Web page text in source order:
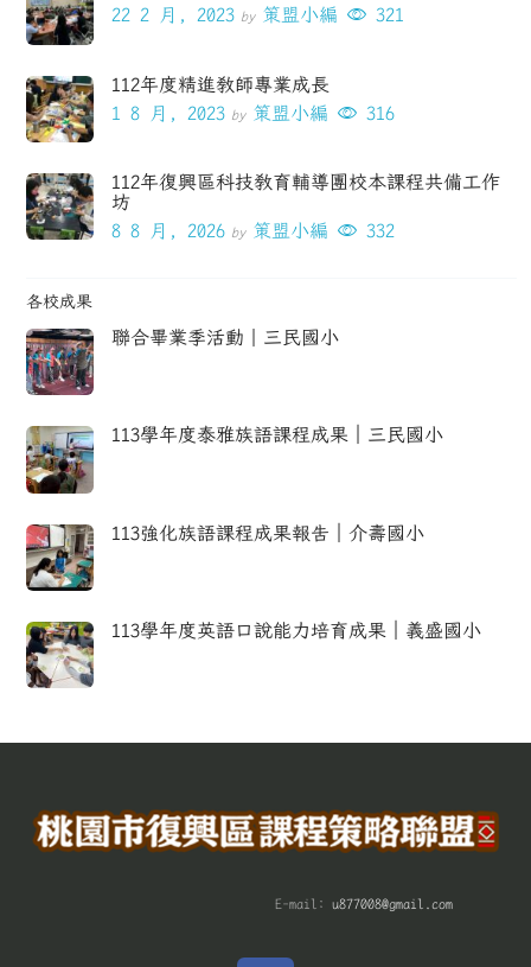
22 2 月, 2023 by 策盟小編 321
112年度精進教師專業成長
1 8 月, 2023 by 策盟小編 316
112年復興區科技教育輔導團校本課程共備工作
坊
8 8 月, 2026 by 策盟小編 332
各校成果
聯合畢業季活動｜三民國小
113學年度泰雅族語課程成果｜三民國小
113強化族語課程成果報告｜介壽國小
113學年度英語口說能力培育成果｜義盛國小
E-mail:u877008@gmail.com